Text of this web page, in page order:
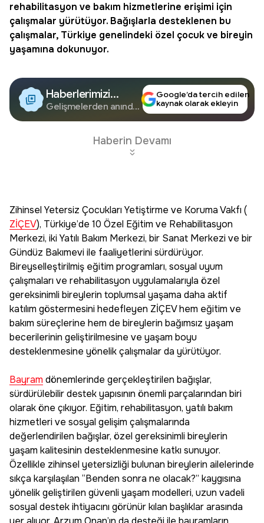
rehabilitasyon ve bakım hizmetlerine erişimi için
çalışmalar yürütüyor. Bağışlarla desteklenen bu
çalışmalar, Türkiye genelindeki özel çocuk ve bireyin
yaşamına dokunuyor.
Haberlerimizi
Google'da Takip
Edin
Gelişmelerden anında
Google’da tercih edilen
kaynak olarak ekleyin
Haberin Devamı
Zihinsel Yetersiz Çocukları Yetiştirme ve Koruma Vakfı (
ZİÇEV), Türkiye’de 10 Özel Eğitim ve Rehabilitasyon
Merkezi, iki Yatılı Bakım Merkezi, bir Sanat Merkezi ve bir
Gündüz Bakımevi ile faaliyetlerini sürdürüyor.
Bireyselleştirilmiş eğitim programları, sosyal uyum
çalışmaları ve rehabilitasyon uygulamalarıyla özel
gereksinimli bireylerin toplumsal yaşama daha aktif
katılım göstermesini hedefleyen ZİÇEV hem eğitim ve
bakım süreçlerine hem de bireylerin bağımsız yaşam
becerilerinin geliştirilmesine ve yaşam boyu
desteklenmesine yönelik çalışmalar da yürütüyor.
Bayram dönemlerinde gerçekleştirilen bağışlar,
sürdürülebilir destek yapısının önemli parçalarından biri
olarak öne çıkıyor. Eğitim, rehabilitasyon, yatılı bakım
hizmetleri ve sosyal gelişim çalışmalarında
değerlendirilen bağışlar, özel gereksinimli bireylerin
yaşam kalitesinin desteklenmesine katkı sunuyor.
Özellikle zihinsel yetersizliği bulunan bireylerin ailelerinde
sıkça karşılaşılan “Benden sonra ne olacak?” kaygısına
yönelik geliştirilen güvenli yaşam modelleri, uzun vadeli
sosyal destek ihtiyacını görünür kılan başlıklar arasında